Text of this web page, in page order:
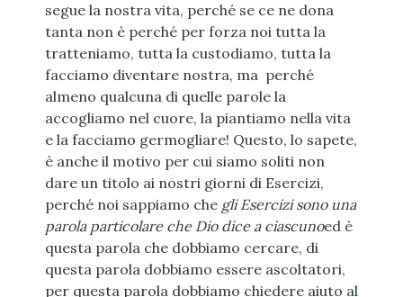
segue la nostra vita, perché se ce ne dona
tanta non è perché per forza noi tutta la
tratteniamo, tutta la custodiamo, tutta la
facciamo diventare nostra, ma perché
almeno qualcuna di quelle parole la
accogliamo nel cuore, la piantiamo nella vita
e la facciamo germogliare! Questo, lo sapete,
è anche il motivo per cui siamo soliti non
dare un titolo ai nostri giorni di Esercizi,
perché noi sappiamo che gli Esercizi sono una
parola particolare che Dio dice a ciascunoed è
questa parola che dobbiamo cercare, di
questa parola dobbiamo essere ascoltatori,
per questa parola dobbiamo chiedere aiuto al